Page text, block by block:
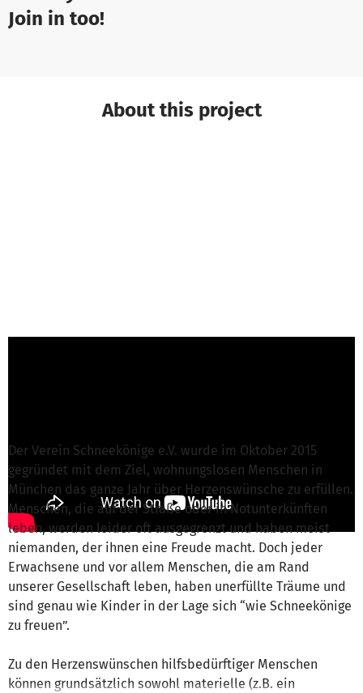
Join in too!
About this project
Der Verein Schneekönige e.V. wurde im Oktober 2015
gegründet mit dem Ziel, wohnungslosen Menschen in
München das ganze Jahr über Herzenswünsche zu erfüllen.
Menschen, die auf der Straße oder in Notunterkünften
leben, werden leider oft ausgegrenzt und haben meist
niemanden, der ihnen eine Freude macht. Doch jeder
Erwachsene und vor allem Menschen, die am Rand
unserer Gesellschaft leben, haben unerfüllte Träume und
sind genau wie Kinder in der Lage sich “wie Schneekönige
zu freuen”.
Zu den Herzenswünschen hilfsbedürftiger Menschen
können grundsätzlich sowohl materielle (z.B. ein